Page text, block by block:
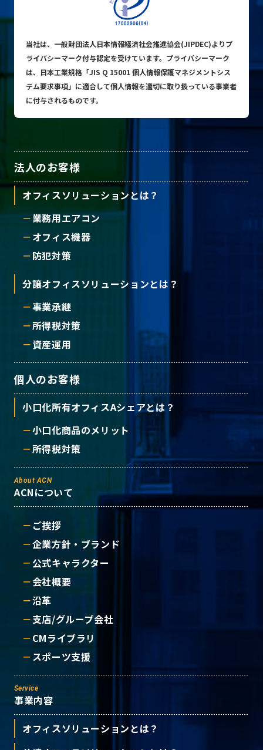
当社は、一般財団法人日本情報経済社会推進協会(JIPDEC)よりプ
ライバシーマーク付与認定を受けています。プライバシーマーク
は、日本工業規格「JIS Q 15001 個人情報保護マネジメントシス
テム要求事項」に適合して個人情報を適切に取り扱っている事業者
に付与されるものです。
法人のお客様
オフィスソリューションとは？
業務用エアコン
オフィス機器
防犯対策
分譲オフィスソリューションとは？
事業承継
所得税対策
資産運用
個人のお客様
小口化所有オフィスAシェアとは？
小口化商品のメリット
所得税対策
About ACN
ACNについて
ご挨拶
企業方針・ブランド
公式キャラクター
会社概要
沿革
支店/グループ会社
CMライブラリ
スポーツ支援
Service
事業内容
オフィスソリューションとは？